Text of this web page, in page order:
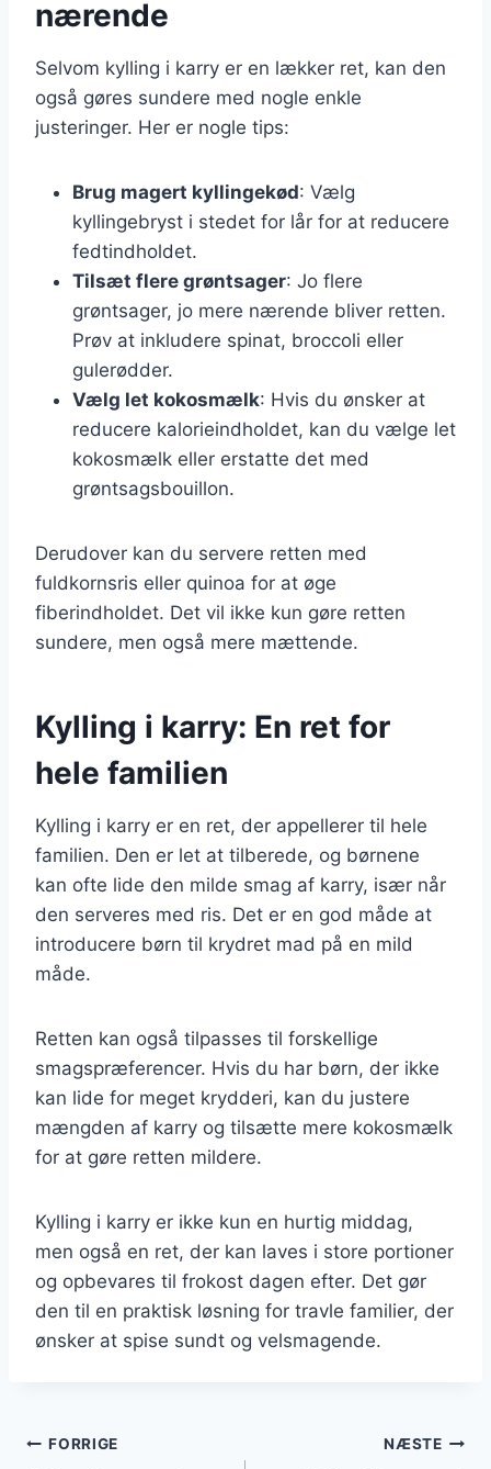
nærende
Selvom kylling i karry er en lækker ret, kan den
også gøres sundere med nogle enkle
justeringer. Her er nogle tips:
Brug magert kyllingekød: Vælg
kyllingebryst i stedet for lår for at reducere
fedtindholdet.
Tilsæt flere grøntsager: Jo flere
grøntsager, jo mere nærende bliver retten.
Prøv at inkludere spinat, broccoli eller
gulerødder.
Vælg let kokosmælk: Hvis du ønsker at
reducere kalorieindholdet, kan du vælge let
kokosmælk eller erstatte det med
grøntsagsbouillon.
Derudover kan du servere retten med
fuldkornsris eller quinoa for at øge
fiberindholdet. Det vil ikke kun gøre retten
sundere, men også mere mættende.
Kylling i karry: En ret for
hele familien
Kylling i karry er en ret, der appellerer til hele
familien. Den er let at tilberede, og børnene
kan ofte lide den milde smag af karry, især når
den serveres med ris. Det er en god måde at
introducere børn til krydret mad på en mild
måde.
Retten kan også tilpasses til forskellige
smagspræferencer. Hvis du har børn, der ikke
kan lide for meget krydderi, kan du justere
mængden af karry og tilsætte mere kokosmælk
for at gøre retten mildere.
Kylling i karry er ikke kun en hurtig middag,
men også en ret, der kan laves i store portioner
og opbevares til frokost dagen efter. Det gør
den til en praktisk løsning for travle familier, der
ønsker at spise sundt og velsmagende.
Indlægsnavigation
FORRIGE NÆSTE